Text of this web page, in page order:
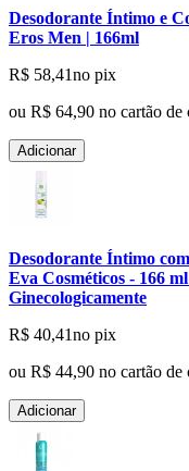
Desodorante Íntimo e
Eros Men | 166ml
R$ 58,41no pix
ou R$ 64,90 no cartão de
Adicionar
Desodorante Íntimo
Eva Cosméticos - 166
Ginecologicamente
R$ 40,41no pix
ou R$ 44,90 no cartão de
Adicionar